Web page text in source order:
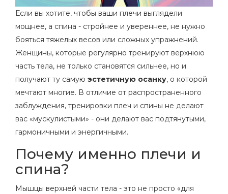
Если вы хотите, чтобы ваши плечи выглядели
мощнее, а спина - стройнее и увереннее, не нужно
бояться тяжелых весов или сложных упражнений.
Женщины, которые регулярно тренируют верхнюю
часть тела, не только становятся сильнее, но и
получают ту самую эстетичную осанку, о которой
мечтают многие. В отличие от распространенного
заблуждения, тренировки плеч и спины не делают
вас «мускулистыми» - они делают вас подтянутыми,
гармоничными и энергичными.
Почему именно плечи и
спина?
Мышцы верхней части тела - это не просто «для